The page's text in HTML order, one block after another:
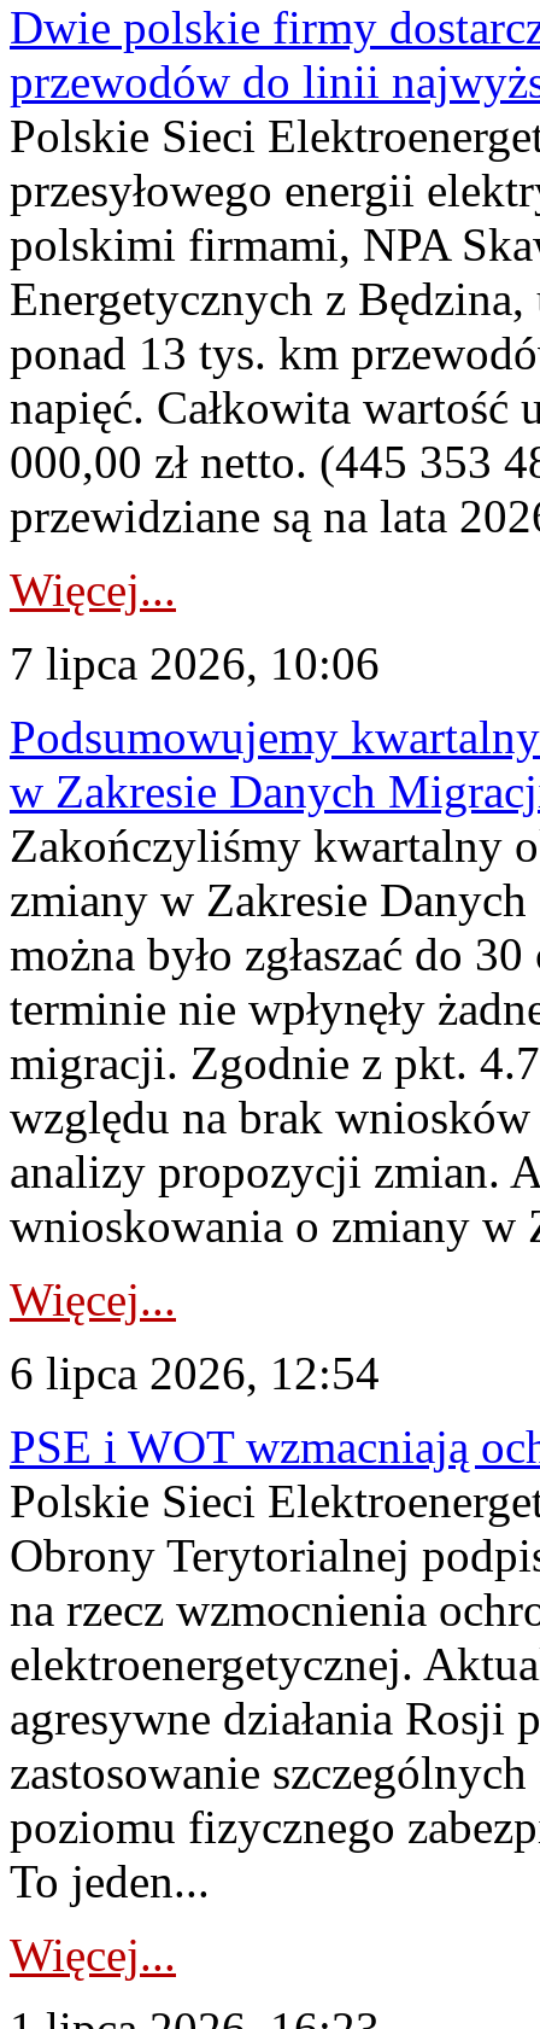
Dwie polskie firmy
przewodów do linii
Polskie Sieci
przesyłowego energii
polskimi firmami, NPA
Energetycznych z
ponad 13 tys. km
napięć. Całkowita
000,00 zł netto. (445 353
przewidziane są na lata
Więcej...
7 lipca 2026, 10:06
Podsumowujemy
w Zakresie Danych
Zakończyliśmy kwartalny
zmiany w Zakresie
można było zgłaszać do
terminie nie wpłynęły
migracji. Zgodnie z pkt.
względu na brak
analizy propozycji zmian.
wnioskowania o zmiany w
Więcej...
6 lipca 2026, 12:54
PSE i WOT wzmacniają
Polskie Sieci
Obrony Terytorialnej
na rzecz wzmocnienia
elektroenergetycznej.
agresywne działania Rosji
zastosowanie
poziomu fizycznego
To jeden...
Więcej...